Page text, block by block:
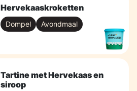
Hervekaaskroketten
Dompel Avondmaal
Tartine met Hervekaas en
siroop